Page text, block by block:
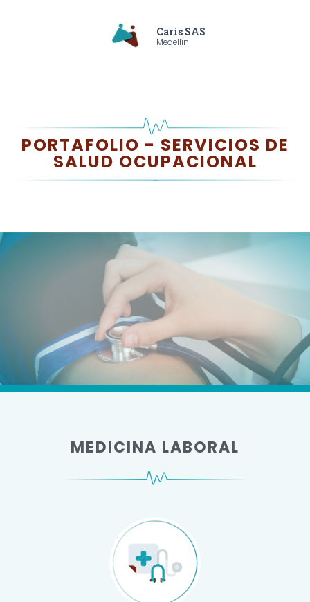
Caris SAS
Medellín
PORTAFOLIO - SERVICIOS DE
SALUD OCUPACIONAL
MEDICINA LABORAL